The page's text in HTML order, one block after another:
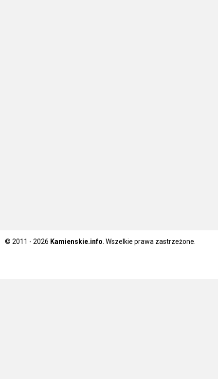
© 2011 - 2026 Kamienskie.info . Wszelkie prawa zastrzeżone.